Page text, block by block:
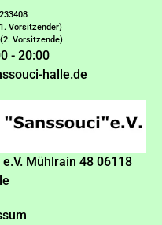
Vorsitzender)
Vorsitzende)
- 20:00
halle.de
Mühlrain 48 06118